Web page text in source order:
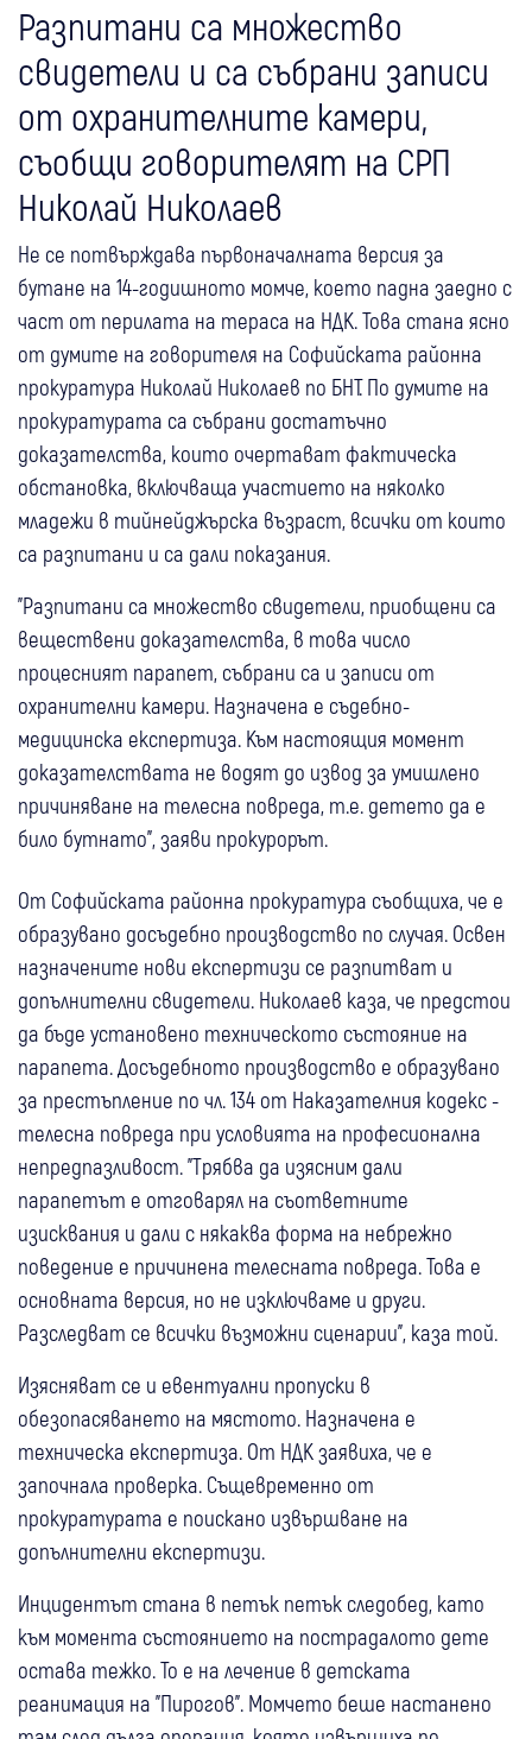
Разпитани са множество
свидетели и са събрани записи
от охранителните камери,
съобщи говорителят на СРП
Николай Николаев
Не се потвърждава първоначалната версия за
бутане на 14-годишното момче, което падна заедно с
част от перилата на тераса на НДК. Това стана ясно
от думите на говорителя на Софийската районна
прокуратура Николай Николаев по БНТ. По думите на
прокуратурата са събрани достатъчно
доказателства, които очертават фактическа
обстановка, включваща участието на няколко
младежи в тийнейджърска възраст, всички от които
са разпитани и са дали показания.
"Разпитани са множество свидетели, приобщени са
веществени доказателства, в това число
процесният парапет, събрани са и записи от
охранителни камери. Назначена е съдебно-
медицинска експертиза. Към настоящия момент
доказателствата не водят до извод за умишлено
причиняване на телесна повреда, т.е. детето да е
било бутнато", заяви прокурорът.
От Софийската районна прокуратура съобщиха, че е
образувано досъдебно производство по случая. Освен
назначените нови експертизи се разпитват и
допълнителни свидетели. Николаев каза, че предстои
да бъде установено техническото състояние на
парапета. Досъдебното производство е образувано
за престъпление по чл. 134 от Наказателния кодекс -
телесна повреда при условията на професионална
непредпазливост. "Трябва да изясним дали
парапетът е отговарял на съответните
изисквания и дали с някаква форма на небрежно
поведение е причинена телесната повреда. Това е
основната версия, но не изключваме и други.
Разследват се всички възможни сценарии", каза той.
Изясняват се и евентуални пропуски в
обезопасяването на мястото. Назначена е
техническа експертиза. От НДК заявиха, че е
започнала проверка. Същевременно от
прокуратурата е поискано извършване на
допълнителни експертизи.
Инцидентът стана в петък петък следобед, като
към момента състоянието на пострадалото дете
остава тежко. То е на лечение в детската
реанимация на "Пирогов". Момчето беше настанено